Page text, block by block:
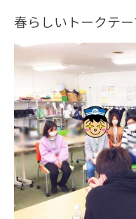
春らしいトークテ